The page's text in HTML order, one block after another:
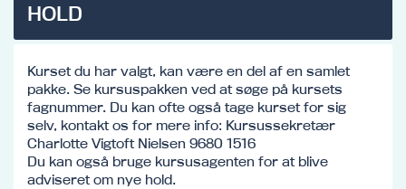
HOLD
Kurset du har valgt, kan være en del af en samlet
pakke. Se kursuspakken ved at søge på kursets
fagnummer. Du kan ofte også tage kurset for sig
selv, kontakt os for mere info: Kursussekretær
Charlotte Vigtoft Nielsen 9680 1516
Du kan også bruge kursusagenten for at blive
adviseret om nye hold.